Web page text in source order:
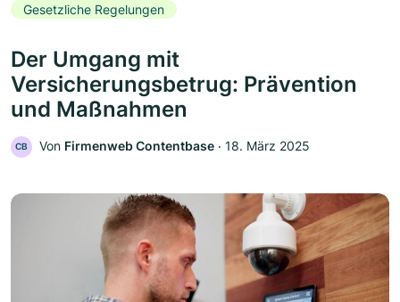
Gesetzliche Regelungen
Der Umgang mit
Versicherungsbetrug: Prävention
und Maßnahmen
CB Von Firmenweb Contentbase ‧ 18. März 2025